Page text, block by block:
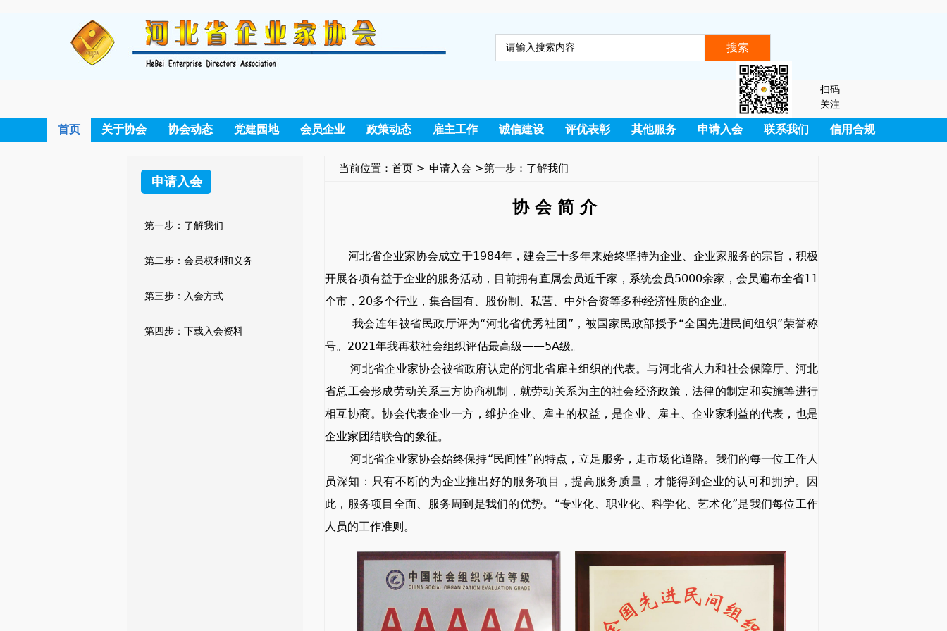
扫码
关注
首页 关于协会 协会动态 党建园地 会员企业 政策动态 雇主工作 诚信建设 评优表彰 其他服务 申请入会 联系我们 信用合规
申请入会
第一步：了解我们
第二步：会员权利和义务
第三步：入会方式
第四步：下载入会资料
当前位置： 首页 > 申请入会 >第一步：了解我们
协 会 简 介
河北省企业家协会成立于1984年，建会三十多年来始终坚持为企业、企业家服务的宗旨，积极
开展各项有益于企业的服务活动，目前拥有直属会员近千家，系统会员5000余家，会员遍布全省11
个市，20多个行业，集合国有、股份制、私营、中外合资等多种经济性质的企业。
我会连年被省民政厅评为“河北省优秀社团”，被国家民政部授予“全国先进民间组织”荣誉称
号。 2021年我再获社会组织评估最高级——5A级。
河北省企业家协会被省政府认定的河北省雇主组织的代表。与河北省人力和社会保障厅、河北
省总工会形成劳动关系三方协商机制，就劳动关系为主的社会经济政策，法律的制定和实施等进行
相互协商。协会代表企业一方，维护企业、雇主的权益，是企业、雇主、企业家利益的代表，也是
企业家团结联合的象征。
河北省企业家协会始终保持“民间性”的特点，立足服务，走市场化道路。我们的每一位工作人
员深知：只有不断的为企业推出好的服务项目，提高服务质量，才能得到企业的认可和拥护。因
此，服务项目全面、服务周到是我们的优势。“专业化、职业化、科学化、艺术化”是我们每位工作
人员的工作准则。